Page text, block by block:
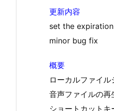
更新内容
set the
minor bug fix
概要
ローカルファイ
音声ファイルの再
ショートカットキ